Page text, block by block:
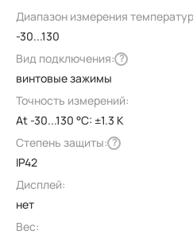
Диапазон измерения
-30...130
Вид подключения: ?
винтовые зажимы
Точность измерений:
At -30...130 °C: ±1.3 K
Степень защиты: ?
IP42
Дисплей:
нет
Вес: